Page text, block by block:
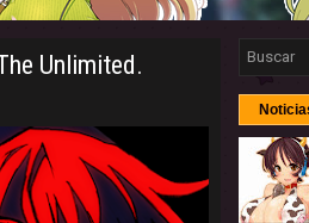
Unlimited.